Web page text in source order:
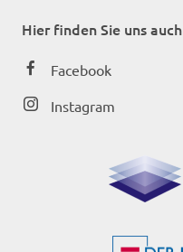
Hier finden Sie uns auch
Facebook
Instagram